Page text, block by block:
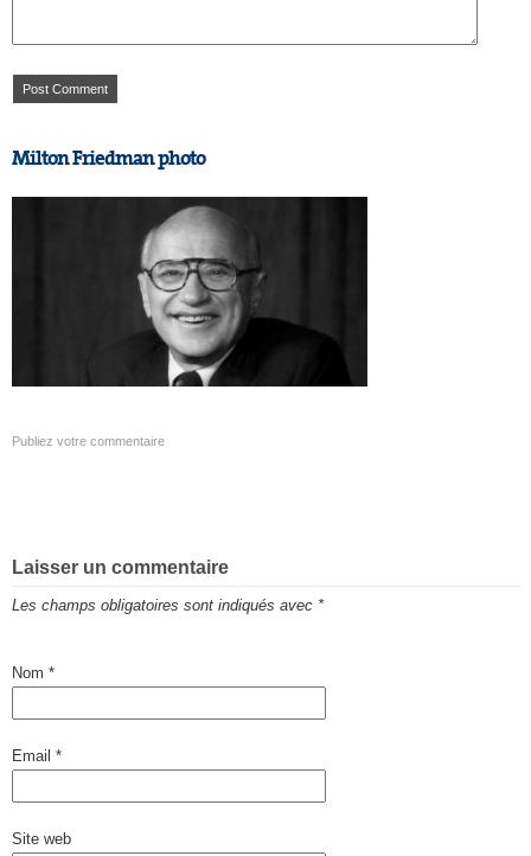
Milton Friedman photo
Publiez votre commentaire
Laisser un commentaire
Les champs obligatoires sont indiqués avec *
Nom *
Email *
Site web